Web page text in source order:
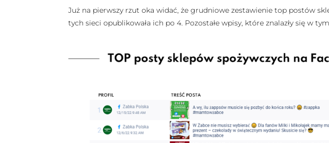
Już na pierwszy rzut oka widać, że grudniowe zestawienie top postów
tych sieci opublikowała ich po 4. Pozostałe wpisy, które znalazły się w